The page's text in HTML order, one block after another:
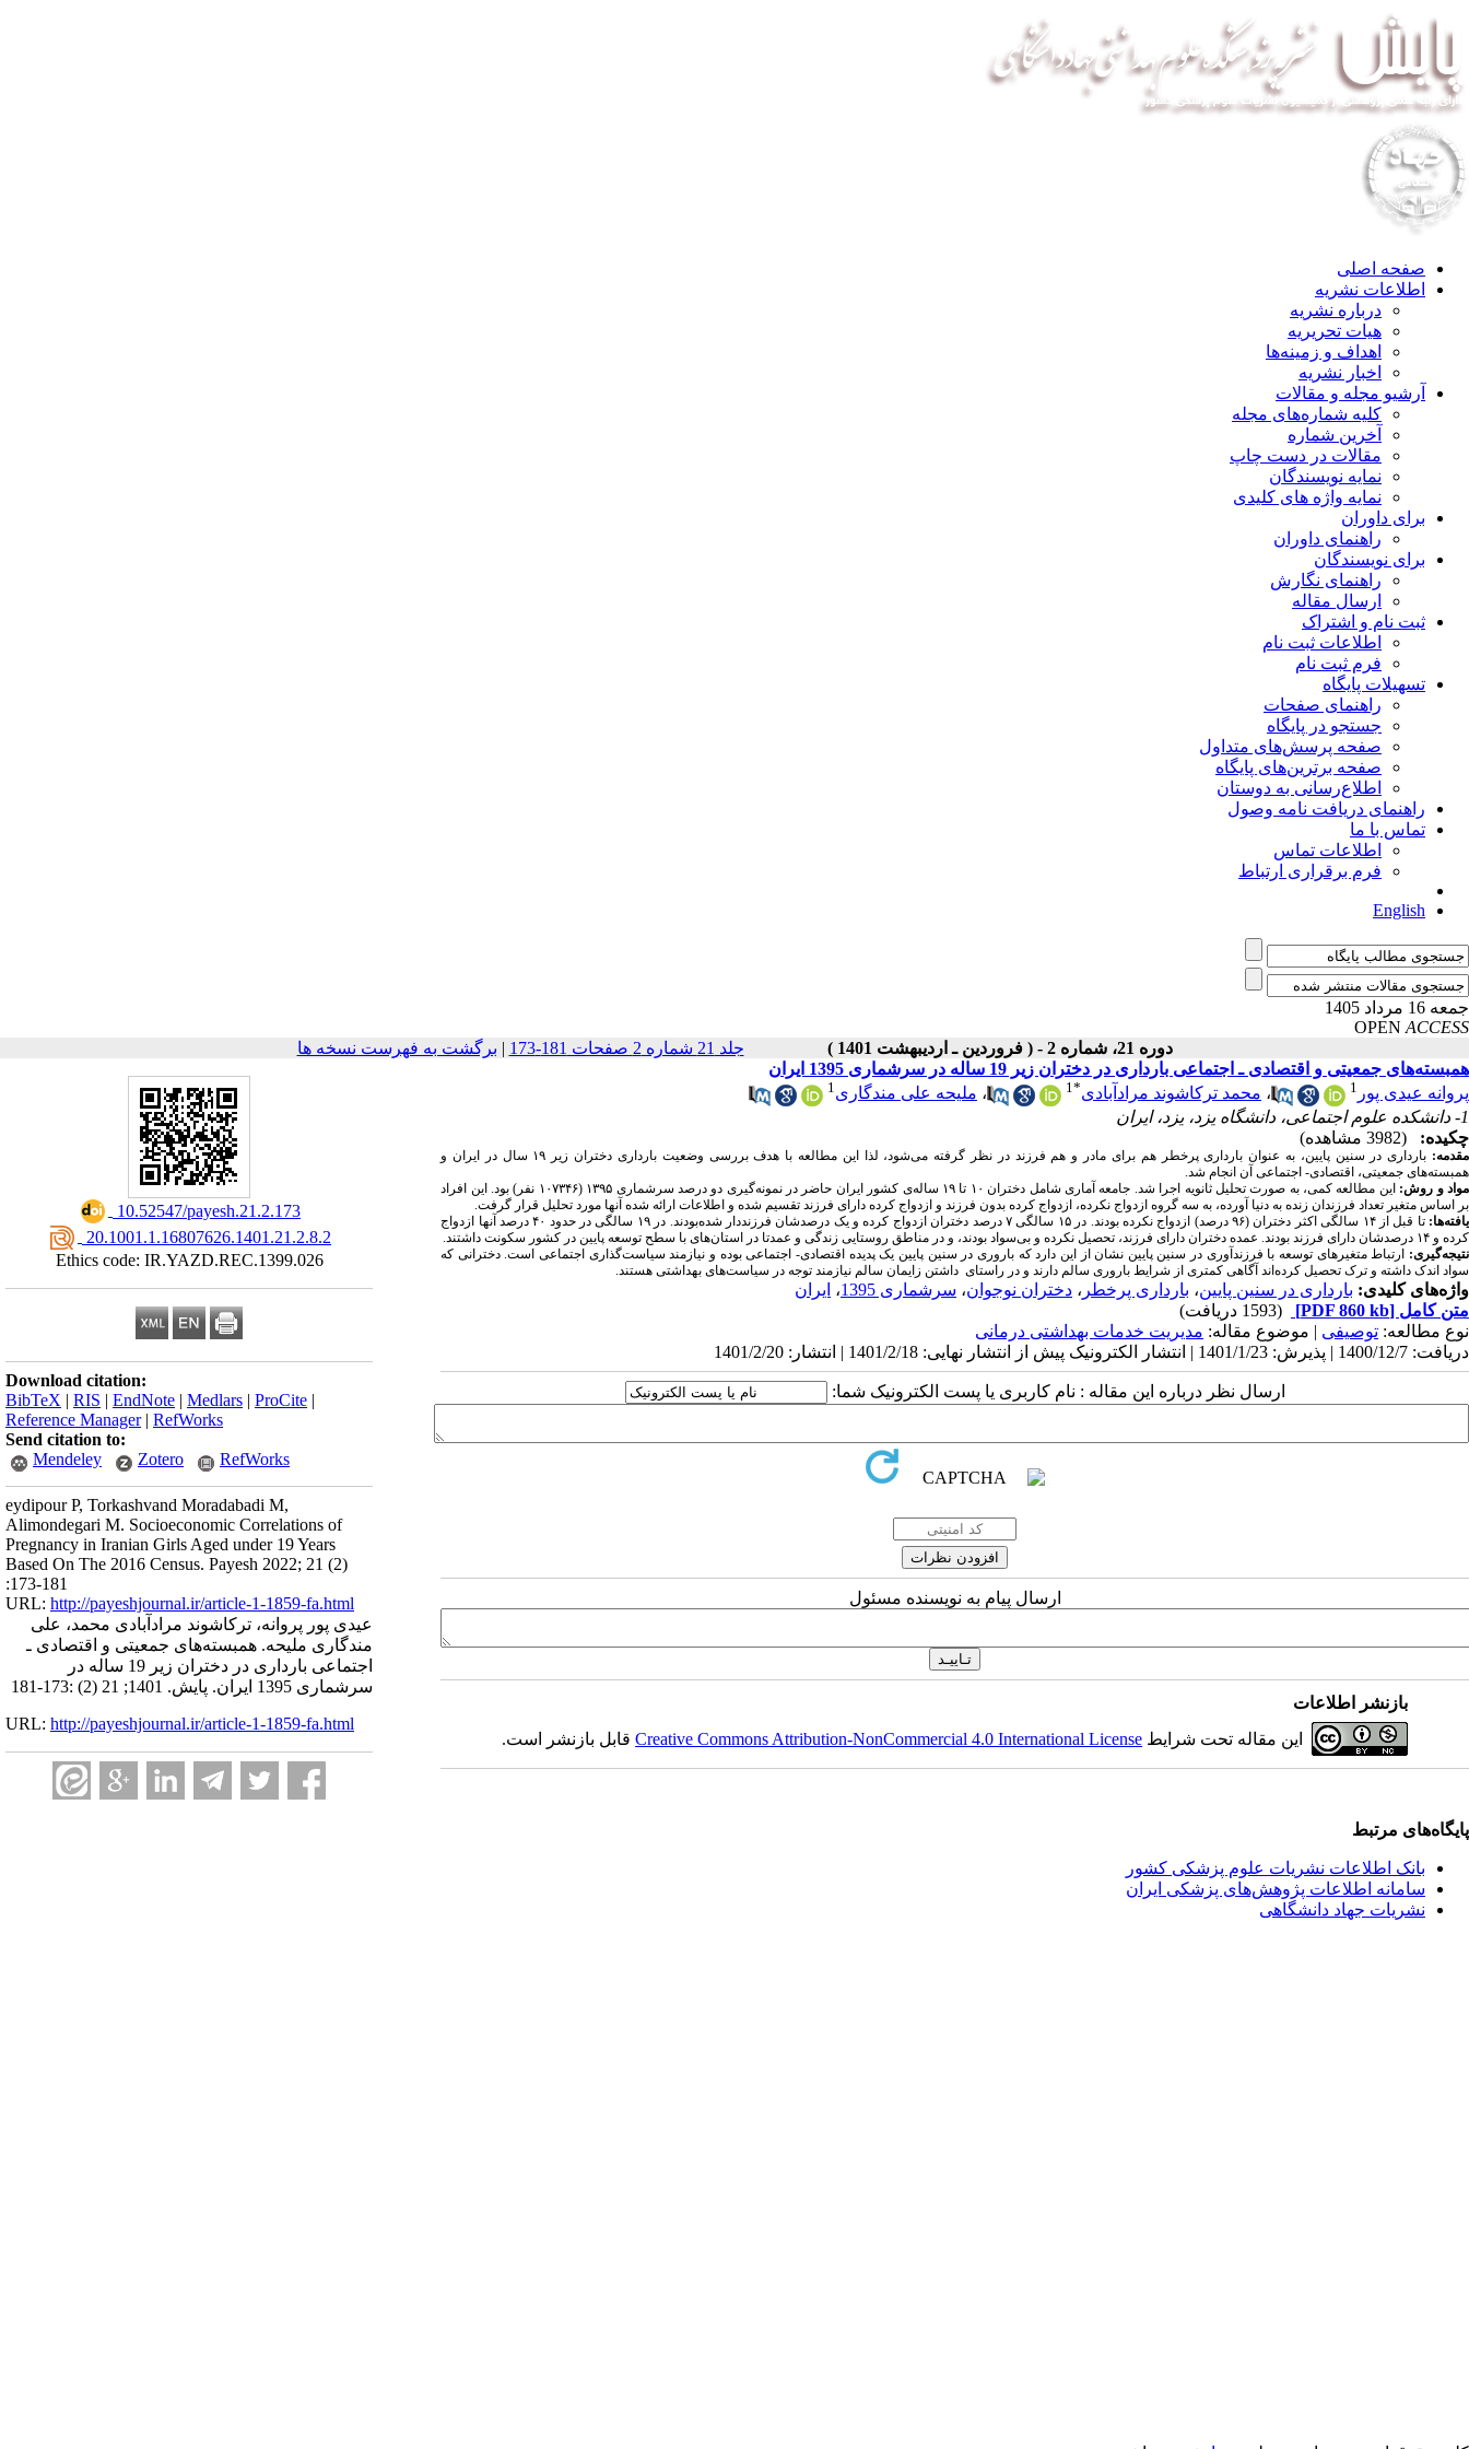
صفحه اصلی
اطلاعات نشریه
درباره نشریه
هیات تحریریه
اهداف و زمینه‌ها
اخبار نشریه
آرشیو مجله و مقالات
کلیه شماره‌های مجله
آخرین شماره
مقالات در دست چاپ
نمایه نویسندگان
نمایه واژه های کلیدی
برای داوران
راهنمای داوران
برای نویسندگان
راهنمای نگارش
ارسال مقاله
ثبت نام و اشتراک
اطلاعات ثبت نام
فرم ثبت نام
تسهیلات پایگاه
راهنمای صفحات
جستجو در پایگاه
صفحه پرسش‌های متداول
صفحه برترین‌های پایگاه
اطلاع‌رسانی به دوستان
راهنمای دریافت نامه وصول
تماس با ما
اطلاعات تماس
فرم برقراری ارتباط
English
جمعه 16 مرداد 1405
OPEN ACCESS
دوره 21، شماره 2 - ( فروردین ـ اردیبهشت 1401 )
جلد 21 شماره 2 صفحات 181-173 | برگشت به فهرست نسخه ها
‎ 10.52547/payesh.21.2.173
‎ 20.1001.1.16807626.1401.21.2.8.2
Ethics code: IR.YAZD.REC.1399.026
Download citation:
BibTeX | RIS | EndNote | Medlars | ProCite |
Reference Manager| RefWorks
Send citation to:
Mendeley
Zotero RefWorks
eydipour P, Torkashvand Moradabadi M,
Alimondegari M. Socioeconomic Correlations of
Pregnancy in Iranian Girls Aged under 19 Years
Based On The 2016 Census. Payesh 2022; 21 (2)
:173-181
URL: http://payeshjournal.ir/article-1-1859-fa.html
عیدی پور پروانه، ترکاشوند مرادآبادی محمد، علی
مندگاری ملیحه. همبسته‌های جمعیتی و اقتصادی ـ
اجتماعی بارداری در دختران زیر 19 ساله در
سرشماری 1395 ایران. پایش. 1401; 21 (2) :173-181
URL: http://payeshjournal.ir/article-1-1859-fa.html
همبسته‌های جمعیتی و اقتصادی ـ اجتماعی بارداری در دختران زیر 19 ساله در سرشماری 1395 ایران
پروانه عیدی پور 1 ، محمد ترکاشوند مرادآبادی*
1 ، ملیحه علی مندگاری1
1- دانشکده علوم اجتماعی، دانشگاه یزد، یزد، ایران
چکیده:
(3982 مشاهده)
مقدمه:
بارداری در سنین پایین، به عنوان بارداری پرخطر هم برای مادر و هم فرزند در نظر گرفته می‌شود، لذا این مطالعه با هدف بررسی وضعیت بارداری دختران زیر ۱۹ سال در ایران و
همبسته‌های جمعیتی، اقتصادی- اجتماعی آن انجام شد.
مواد و روش:
این مطالعه کمی، به صورت تحلیل ثانویه اجرا شد. جامعه آماری شامل دختران ۱۰ تا ۱۹ ساله‌ی کشور ایران حاضر در نمونه‌گیری دو درصد سرشماری ۱۳۹۵ (۱۰۷۳۴۶ نفر) بود. این افراد
بر اساس متغیر تعداد فرزندان زنده به دنیا آورده، به سه گروه ازدواج نکرده، ازدواج کرده بدون فرزند و ازدواج کرده دارای فرزند تقسیم شده و اطلاعات ارائه شده آنها مورد تحلیل قرار گرفت.
یافته‌ها:
تا قبل از ۱۴ سالگی اکثر دختران (۹۶ درصد) ازدواج نکرده بودند. در ۱۵ سالگی ۷ درصد دختران ازدواج کرده و یک درصدشان فرزنددار شده‌بودند. در ۱۹ سالگی در حدود ۴۰ درصد آنها ازدواج
کرده و ۱۴ درصدشان دارای فرزند بودند. عمده دختران دارای فرزند، تحصیل نکرده و بی‌سواد بودند، و در مناطق روستایی زندگی و عمدتا در استان‌های با سطح توسعه پایین در کشور سکونت داشتند.
نتیجه‌گیری: ارتباط متغیرهای توسعه با فرزندآوری در سنین پایین نشان از این دارد که باروری در سنین پایین یک پدیده اقتصادی- اجتماعی بوده و نیازمند سیاست‌گذاری اجتماعی است. دخترانی که
سواد اندک داشته و ترک تحصیل کرده‌اند آگاهی کمتری از شرایط باروری سالم دارند و در راستای داشتن زایمان سالم نیازمند توجه در سیاست‌های بهداشتی هستند.
واژه‌های کلیدی: بارداری در سنین پایین، بارداری پرخطر ، دختران نوجوان، سرشماری 1395 ، ایران
متن کامل [PDF 860 kb]
(1593 دریافت)
نوع مطالعه: توصیفی | موضوع مقاله: مدیریت خدمات بهداشتی درمانی
دریافت: 1400/12/7 | پذیرش: 1401/1/23 | انتشار الکترونیک پیش از انتشار نهایی: 1401/2/18 | انتشار: 1401/2/20
ارسال نظر درباره این مقاله : نام کاربری یا پست الکترونیک شما:
ارسال پیام به نویسنده مسئول
بازنشر اطلاعات
این مقاله تحت شرایط Creative Commons Attribution-NonCommercial 4.0 International Licenseقابل بازنشر است.
پایگاه‌های مرتبط
بانک اطلاعات نشریات علوم پزشکی کشور
سامانه اطلاعات پژوهش‌های پزشکی ایران
نشریات جهاد دانشگاهی